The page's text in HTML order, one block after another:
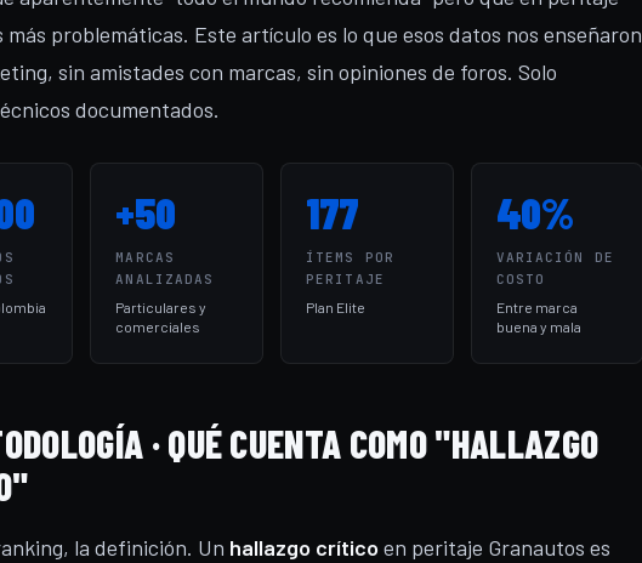
más problemáticas. Este artículo es lo que esos datos nos enseñaron
sin amistades con marcas, sin opiniones de foros. Solo
documentados.
+50
MARCAS
ANALIZADAS
Particulares y
comerciales
177
ÍTEMS POR
PERITAJE
Plan Elite
40%
VARIACIÓN DE
COSTO
Entre marca
buena y mala
· QUÉ CUENTA COMO "HALLAZGO
la definición. Un hallazgo crítico en peritaje Granautos es